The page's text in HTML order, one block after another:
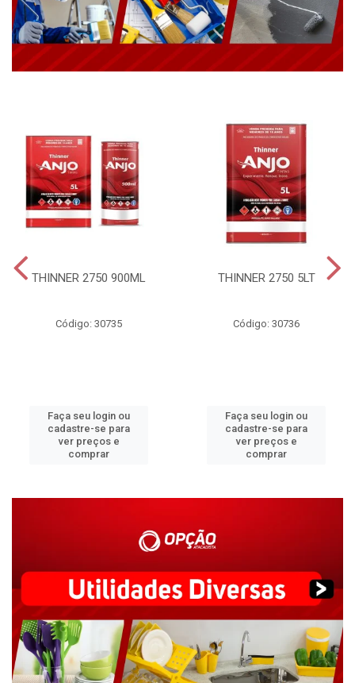
THINNER 2750 900ML
Código: 30735
Faça seu login ou
cadastre-se para
ver preços e
comprar
THINNER 2750 5LT
Código: 30736
Faça seu login ou
cadastre-se para
ver preços e
comprar